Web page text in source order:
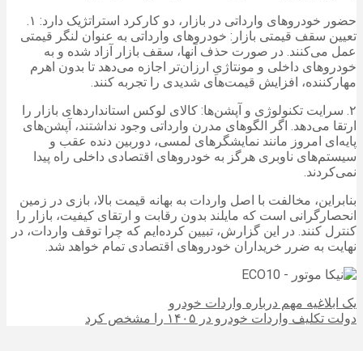
حضور خودروهای وارداتی در بازار، دو کارکرد استراتژیک دارد: ۱.
تعیین سقف قیمتی بازار: خودروهای وارداتی به عنوان لنگر قیمتی
عمل می‌کنند. در صورت حذف آنها، سقف بازار آزاد شده و به
خودروهای داخلی و مونتاژیِ ارزان‌تر اجازه می‌دهد تا بدون اهرم
مهارکننده، افزایش قیمت‌های شدیدی را تجربه کنند.
۲. سرایت تکنولوژی و آپشن‌ها: کالای لوکس استانداردهای بازار را
ارتقا می‌دهد. اگر الگوهای مدرن وارداتی وجود نداشتند، آپشن‌های
پایه‌ای امروز مانند نمایشگرهای لمسی، دوربین دنده عقب و
سیستم‌های ناوبری هرگز به خودروهای اقتصادی داخلی راه پیدا
نمی‌کردند.
بنابراین، مخالفت با اصل واردات به بهانه قیمت بالا، بازی در زمین
انحصارگرانی است که مایلند بدون رقابت و ارتقای کیفیت، بازار را
کنترل کنند. در این گزارش، تبیین کرده‌ایم که چرا توقف واردات، در
نهایت به ضرر خریداران خودروهای اقتصادی تمام خواهد شد.
یک ابلاغیه مهم درباره واردات خودرو
دولت تکلیف واردات خودرو در ۱۴۰۵ را مشخص کرد